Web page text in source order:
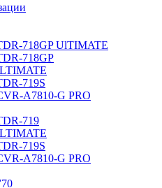
718GP UlTIMATE
718GP
719S
A7810-G PRO
719
719S
A7810-G PRO